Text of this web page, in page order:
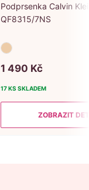
Podprsenka Calvin
QF8315/7NS
1 490 Kč
17 KS SKLADEM
ZOBRAZIT